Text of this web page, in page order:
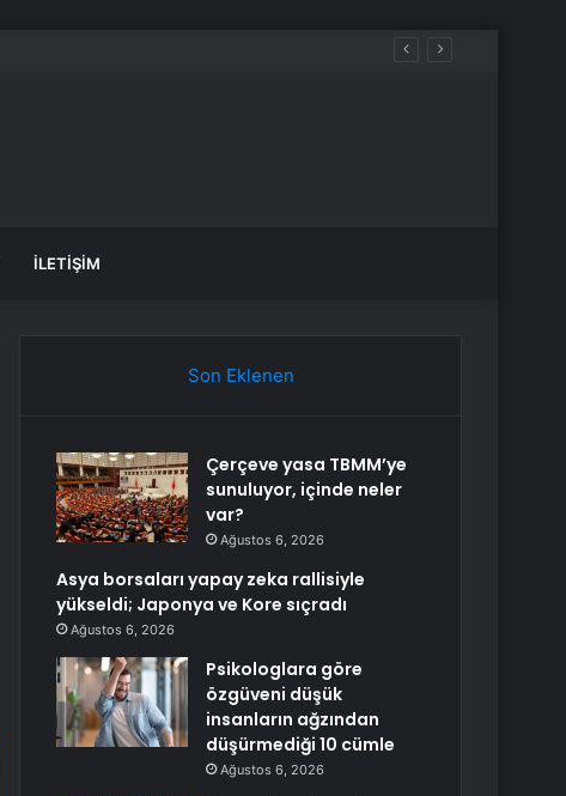
İLETIŞIM
Son Eklenen
Çerçeve yasa TBMM’ye
sunuluyor, içinde neler
var?
Ağustos 6, 2026
Asya borsaları yapay zeka rallisiyle
yükseldi; Japonya ve Kore sıçradı
Ağustos 6, 2026
Psikologlara göre
özgüveni düşük
insanların ağzından
düşürmediği 10 cümle
Ağustos 6, 2026